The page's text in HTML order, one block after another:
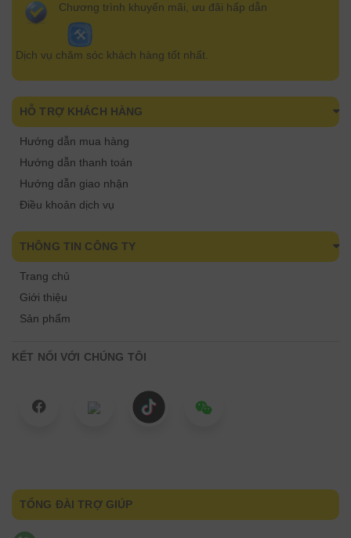
Chương trình khuyến mãi, ưu đãi hấp dẫn
Dịch vụ chăm sóc khách hàng tốt nhất.
HỖ TRỢ KHÁCH HÀNG
Hướng dẫn mua hàng
Hướng dẫn thanh toán
Hướng dẫn giao nhận
Điều khoản dịch vụ
THÔNG TIN CÔNG TY
Trang chủ
Giới thiệu
Sản phẩm
KẾT NỐI VỚI CHÚNG TÔI
TỔNG ĐÀI TRỢ GIÚP